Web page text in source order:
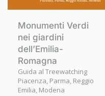
Monumenti Verdi
nei giardini
dell’Emilia-
Romagna
Guida al Treewatching
Piacenza, Parma, Reggio
Emilia, Modena